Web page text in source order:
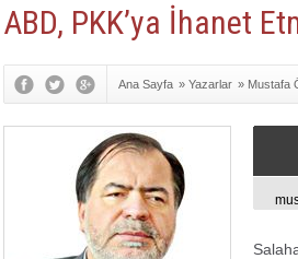
ABD, PKK’ya İhanet
Ana Sayfa » Yazarlar » Mustafa